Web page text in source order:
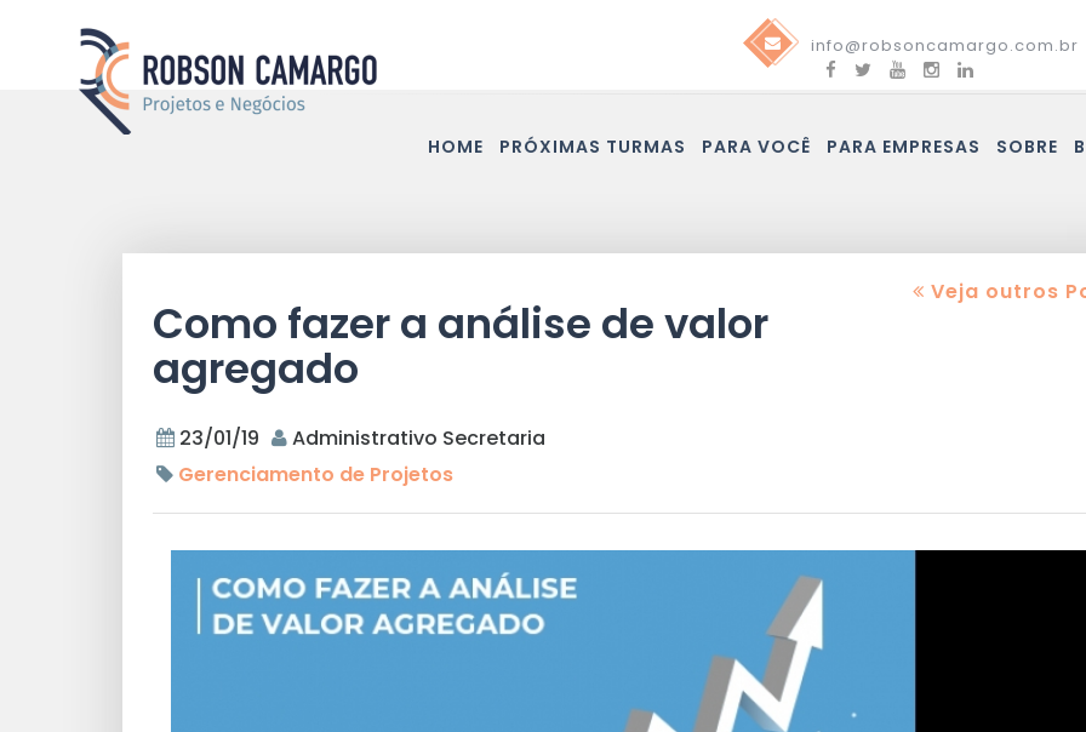
info@robsoncamargo.com.br
HOME PRÓXIMAS TURMAS PARA VOCÊ PARA EMPRESAS SOBRE
Veja outros
Como fazer a análise de valor
agregado
23/01/19
Administrativo Secretaria
Gerenciamento de Projetos